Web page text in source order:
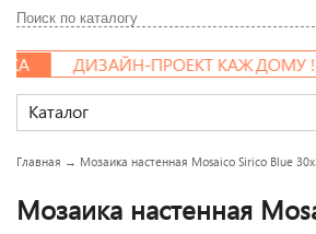
ДИЗАЙН-ПРОЕКТ КАЖДОМУ !
Каталог
Главная → Мозаика настенная Mosaico Sirico Blue
Мозаика настенная